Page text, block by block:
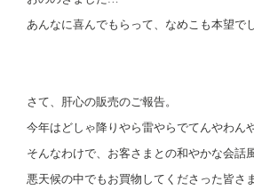
あんなに喜んでもらって、なめこも本望で
さて、肝心の販売のご報告。
今年はどしゃ降りやら雷やらでてんやわん
そんなわけで、お客さまとの和やかな会話
悪天候の中でもお買物してくださった皆さ